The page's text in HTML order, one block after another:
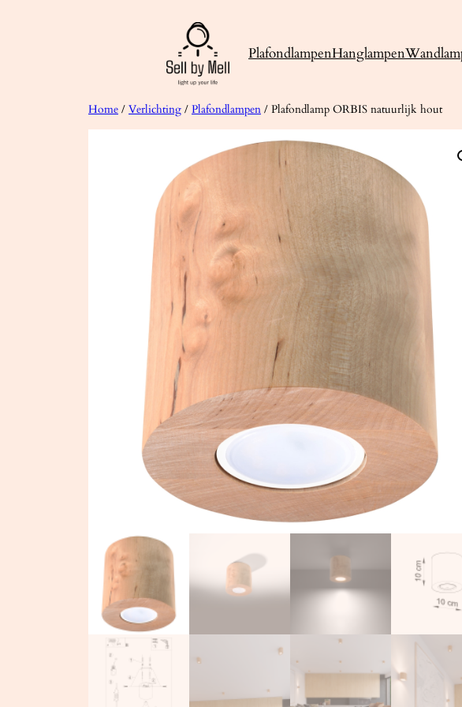
PlafondlampenHanglampen
Home / Verlichting / Plafondlampen / Plafondlamp ORBIS natuurlijk hout